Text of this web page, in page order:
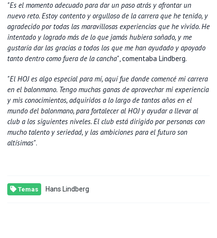
"Es el momento adecuado para dar un paso atrás y afrontar un
nuevo reto. Estoy contento y orgulloso de la carrera que he tenido, y
agradecido por todas las maravillosas experiencias que he vivido. He
intentado y logrado más de lo que jamás hubiera soñado, y me
gustaría dar las gracias a todos los que me han ayudado y apoyado
tanto dentro como fuera de la cancha", comentaba Lindberg.
"El HOJ es algo especial para mí, aquí fue donde comencé mi carrera
en el balonmano. Tengo muchas ganas de aprovechar mi experiencia
y mis conocimientos, adquiridos a lo largo de tantos años en el
mundo del balonmano, para fortalecer al HOJ y ayudar a llevar al
club a los siguientes niveles. El club está dirigido por personas con
mucho talento y seriedad, y las ambiciones para el futuro son
altísimas".
Temas Hans Lindberg